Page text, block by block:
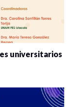
universitarios